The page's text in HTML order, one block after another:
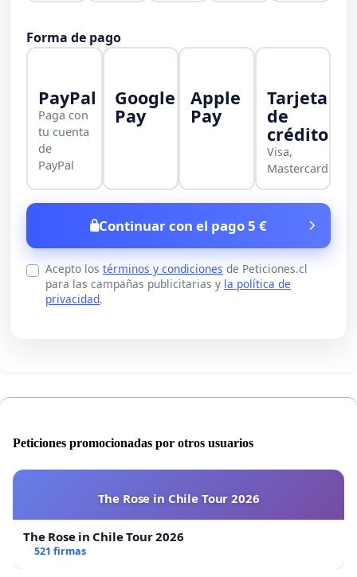
Forma de pago
PayPal
Paga con
tu cuenta
de
PayPal
Google
Pay
Apple
Pay
Tarjeta
de
crédito
Visa,
Mastercard
Continuar con el pago 5 €
Acepto los términos y condiciones de Peticiones.cl
para las campañas publicitarias y la política de
privacidad.
Peticiones promocionadas por otros usuarios
The Rose in Chile Tour 2026
The Rose in Chile Tour 2026
521 firmas